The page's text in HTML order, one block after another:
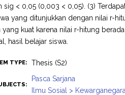
sig < 0,05 (0,003 < 0,05). (3)
yang ditunjukkan dengan nilai r-
yang kuat karena nilai r-hitung
hasil belajar siswa.
TYPE: Thesis (S2)
Pasca Sarjana
Ilmu Sosial >